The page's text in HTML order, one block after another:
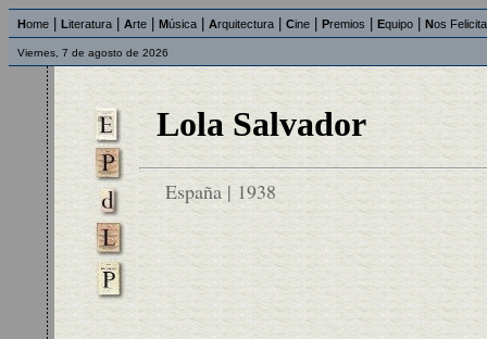
Home Literatura Arte Música Arquitectura Cine Premios Equipo Nos
Viernes, 7 de agosto de 2026
Lola Salvador
España | 1938